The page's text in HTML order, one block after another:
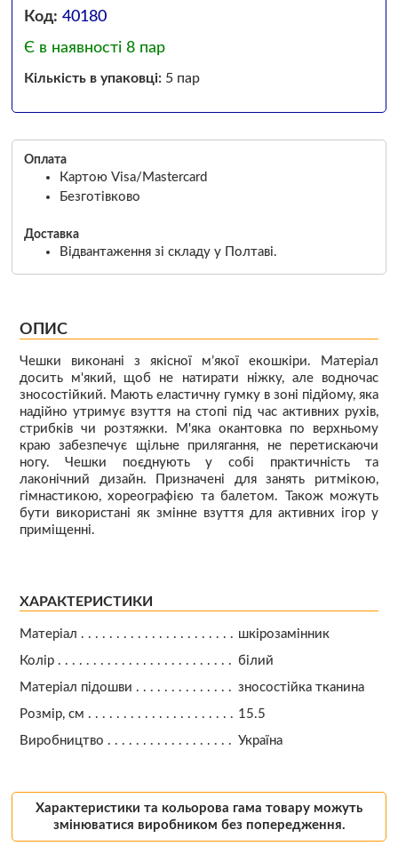
Код: 40180
Є в наявності 8 пар
Кількість в упаковці:5 пар
Оплата
Картою Visa/Mastercard
Безготівково
Доставка
Відвантаження зі складу у Полтаві.
ОПИС
Чешки виконані з якісної м’якої екошкіри. Матеріал
досить м'який, щоб не натирати ніжку, але водночас
зносостійкий. Мають еластичну гумку в зоні підйому, яка
надійно утримує взуття на стопі під час активних рухів,
стрибків чи розтяжки. М'яка окантовка по верхньому
краю забезпечує щільне прилягання, не перетискаючи
ногу. Чешки поєднують у собі практичність та
лаконічний дизайн. Призначені для занять ритмікою,
гімнастикою, хореографією та балетом. Також можуть
бути використані як змінне взуття для активних ігор у
приміщенні.
ХАРАКТЕРИСТИКИ
Матеріал
шкірозамінник
Колір
білий
Матеріал підошви
зносостійка тканина
Розмір, см
15.5
Виробництво
Україна
Характеристики та кольорова гама товару можуть
змінюватися виробником без попередження.